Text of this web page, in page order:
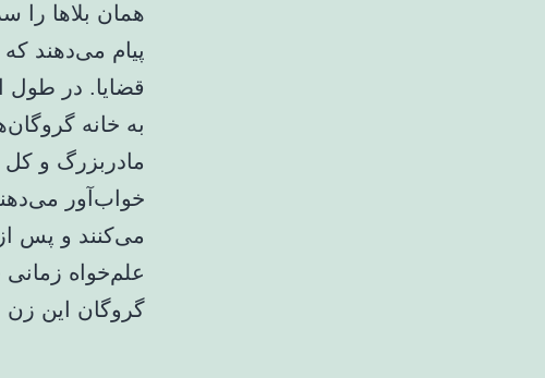
همان بلاها را
پیام می‌دهند که
قضایا. در طول
به خانه
مادربزرگ و کل
خواب‌آور
گروگان این